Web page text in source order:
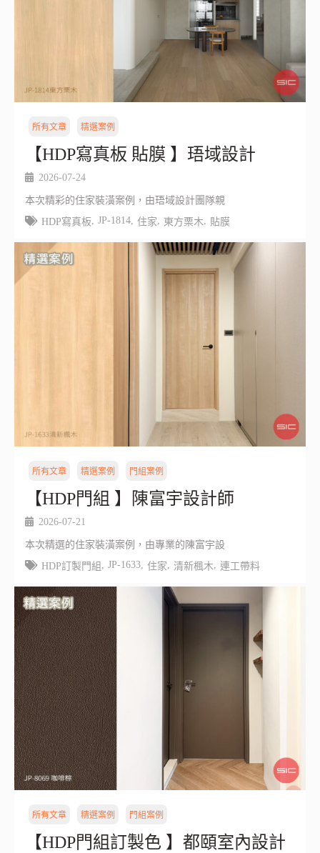
所有文章 精選案例
【HDP寫真板 貼膜 】珸域設計
2026-07-24
本次精彩的住家裝潢案例，由珸域設計團隊親
HDP寫真板
JP-1814, 住家 東方栗木 貼膜
所有文章 精選案例 門組案例
【HDP門組 】陳富宇設計師
2026-07-21
本次精選的住家裝潢案例，由專業的陳富宇設
HDP訂製門組
JP-1633, 住家 清新楓木 連工帶料
所有文章 精選案例 門組案例
【HDP門組訂製色 】都頤室內設計